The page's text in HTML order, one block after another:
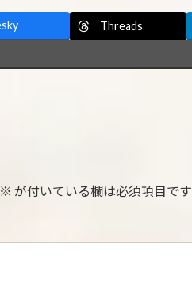
Threads
※ が付いている欄は必須項目です